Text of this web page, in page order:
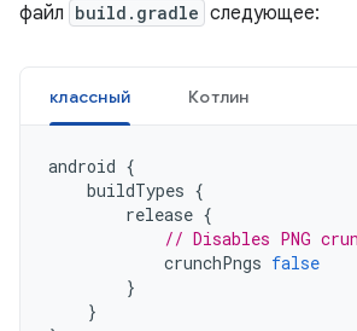
файл build.gradle следующее:
классный Котлин
android {
buildTypes {
release {
// Disables PNG
crunchPngs false
}
}